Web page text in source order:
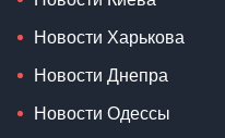
Новости Харькова
Новости Днепра
Новости Одессы